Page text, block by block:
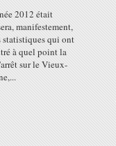
2012 était
manifestement,
statistiques qui ont
à quel point la
sur le Vieux-